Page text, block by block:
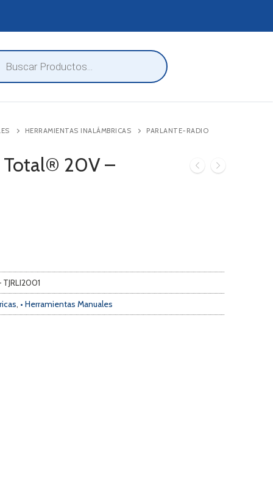
HERRAMIENTAS INALÁMBRICAS PARLANTE-RADIO
20V –
, • Herramientas Manuales